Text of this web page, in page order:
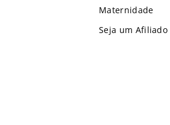
Maternidade
Seja um Afiliado